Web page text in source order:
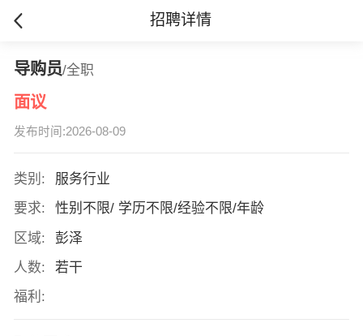
招聘详情
导购员/全职
面议
发布时间:2026-08-09
类别:
服务行业
要求:
性别不限/ 学历不限/经验不限/年龄
区域:
彭泽
人数:
若干
福利: